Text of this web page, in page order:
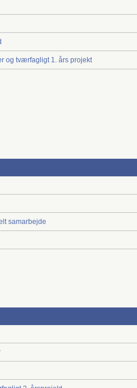
og tværfagligt 1. års projekt
samarbejde